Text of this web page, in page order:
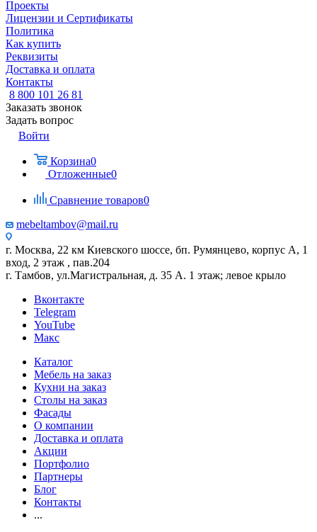
Проекты
Лицензии и Сертификаты
Политика
Как купить
Реквизиты
Доставка и оплата
Контакты
8 800 101 26 81
Заказать звонок
Задать вопрос
Войти
Корзина0
Отложенные0
Сравнение товаров0
mebeltambov@mail.ru
г. Москва, 22 км Киевского шоссе, бп. Румянцево, корпус А, 1
вход, 2 этаж , пав.204
г. Тамбов, ул.Магистральная, д. 35 А. 1 этаж; левое крыло
Вконтакте
Telegram
YouTube
Макс
Каталог
Мебель на заказ
Кухни на заказ
Столы на заказ
Фасады
О компании
Доставка и оплата
Акции
Портфолио
Партнеры
Блог
Контакты
...